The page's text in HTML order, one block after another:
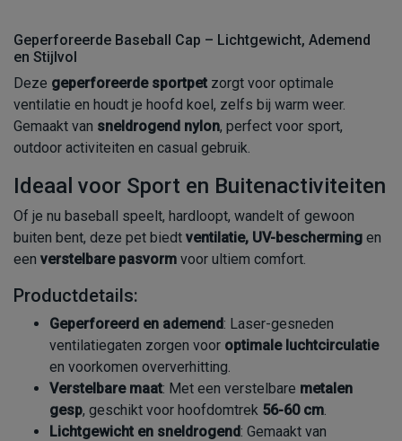
Geperforeerde Baseball Cap – Lichtgewicht, Ademend
en Stijlvol
Deze geperforeerde sportpet zorgt voor optimale
ventilatie en houdt je hoofd koel, zelfs bij warm weer.
Gemaakt van sneldrogend nylon, perfect voor sport,
outdoor activiteiten en casual gebruik.
Ideaal voor Sport en Buitenactiviteiten
Of je nu baseball speelt, hardloopt, wandelt of gewoon
buiten bent, deze pet biedt ventilatie, UV-bescherming en
een verstelbare pasvorm voor ultiem comfort.
Productdetails:
Geperforeerd en ademend: Laser-gesneden
ventilatiegaten zorgen voor optimale luchtcirculatie
en voorkomen oververhitting.
Verstelbare maat: Met een verstelbare metalen
gesp, geschikt voor hoofdomtrek 56-60 cm.
Lichtgewicht en sneldrogend: Gemaakt van